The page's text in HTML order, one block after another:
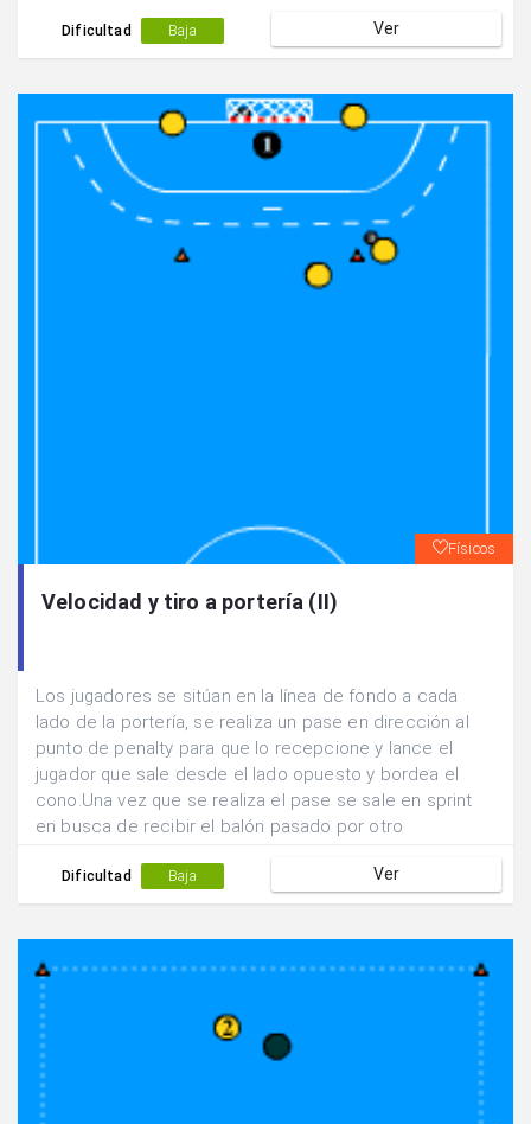
portería.
Dificultad Baja Ver
Físicos
Velocidad y tiro a portería (II)
Los jugadores se sitúan en la línea de fondo a cada
lado de la portería, se realiza un pase en dirección al
punto de penalty para que lo recepcione y lance el
jugador que sale desde el lado opuesto y bordea el
cono.Una vez que se realiza el pase se sale en sprint
en busca de recibir el balón pasado por otro
portería.
Dificultad Baja Ver